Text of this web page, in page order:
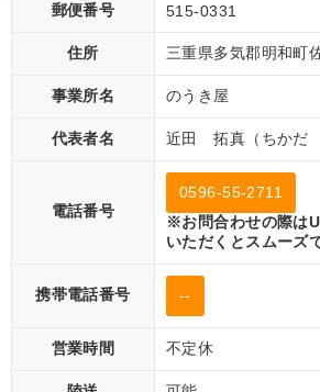
郵便番号 515-0331
住所 三重県多気郡明和町
事業所名 のうき屋
代表者名 近田 拓真（ちかだ
電話番号
0596-55-2711
※お問合わせの際は
いただくとスムーズ
携帯電話番号 --
営業時間 不定休